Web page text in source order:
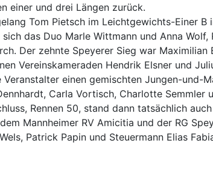
einer und drei Längen zurück.
Tom Pietsch im Leichtgewichts-Einer
das Duo Marle Wittmann und Anna
Der zehnte Speyerer Sieg war
Vereinskameraden Hendrik Elsner und
Veranstalter einen gemischten Jungen-und-
Carla Vortisch, Charlotte
Rennen 50, stand dann tatsächlich
Mannheimer RV Amicitia und der RG
Patrick Papin und Steuermann Elias